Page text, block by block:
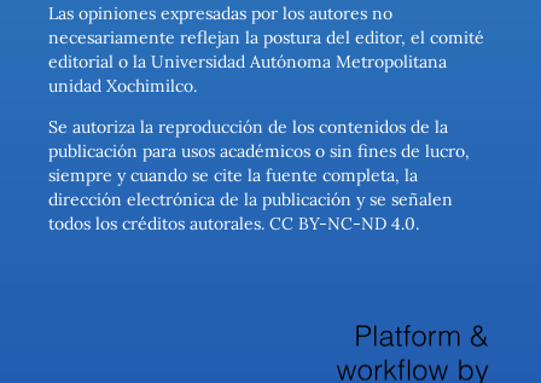
Las opiniones expresadas por los autores no
necesariamente reflejan la postura del editor, el comité
editorial o la Universidad Autónoma Metropolitana
unidad Xochimilco.
Se autoriza la reproducción de los contenidos de la
publicación para usos académicos o sin fines de lucro,
siempre y cuando se cite la fuente completa, la
dirección electrónica de la publicación y se señalen
todos los créditos autorales. CC BY-NC-ND 4.0.